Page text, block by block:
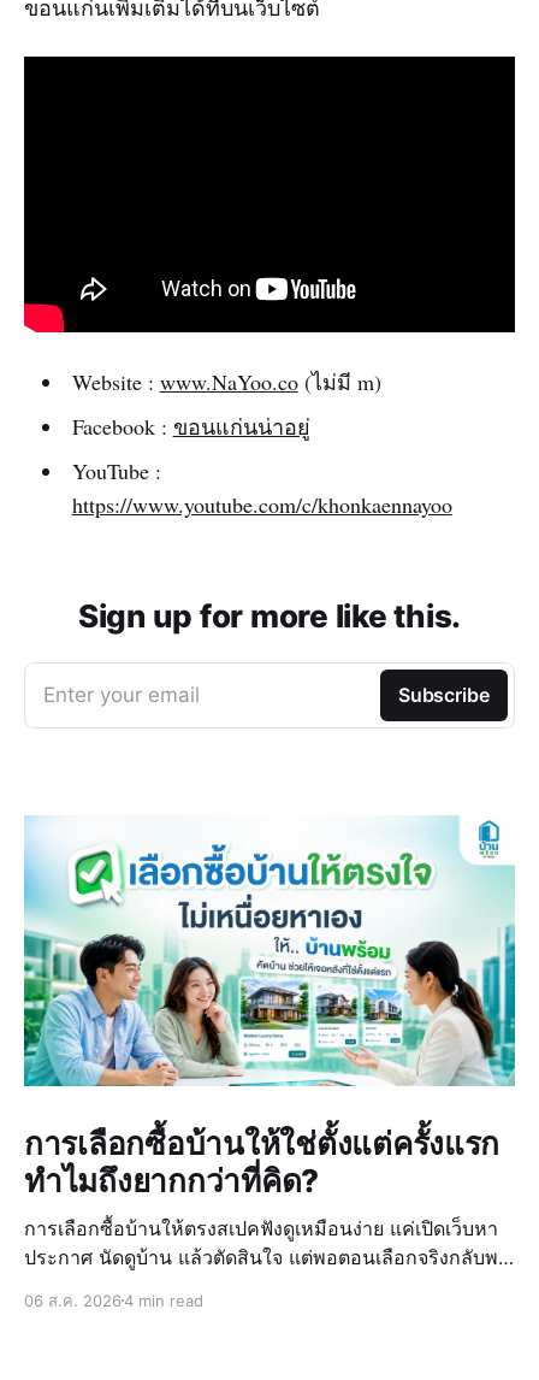
ขอนแก่นเพิ่มเติมได้ที่บนเว็บไซต์
Website : www.NaYoo.co(ไม่มี m)‌‌
Facebook : ขอนแก่นน่าอยู่‌‌
YouTube :
https://www.youtube.com/c/khonkaennayoo
Sign up for more like this.
Enter your email Subscribe
การเลือกซื้อบ้านให้ใช่ตั้งแต่ครั้งแรก
ทำไมถึงยากกว่าที่คิด?
การเลือกซื้อบ้านให้ตรงสเปคฟังดูเหมือนง่าย แค่เปิดเว็บหา
ประกาศ นัดดูบ้าน แล้วตัดสินใจ แต่พอตอนเลือกจริงกลับพบ
ราคาที่ไม่ตรงกัน และไม่มั่นใจในทำเลหรือสภาพจริงของ
06 ส.ค. 20264 min read